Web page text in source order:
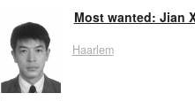
Most wanted: Jian
Haarlem